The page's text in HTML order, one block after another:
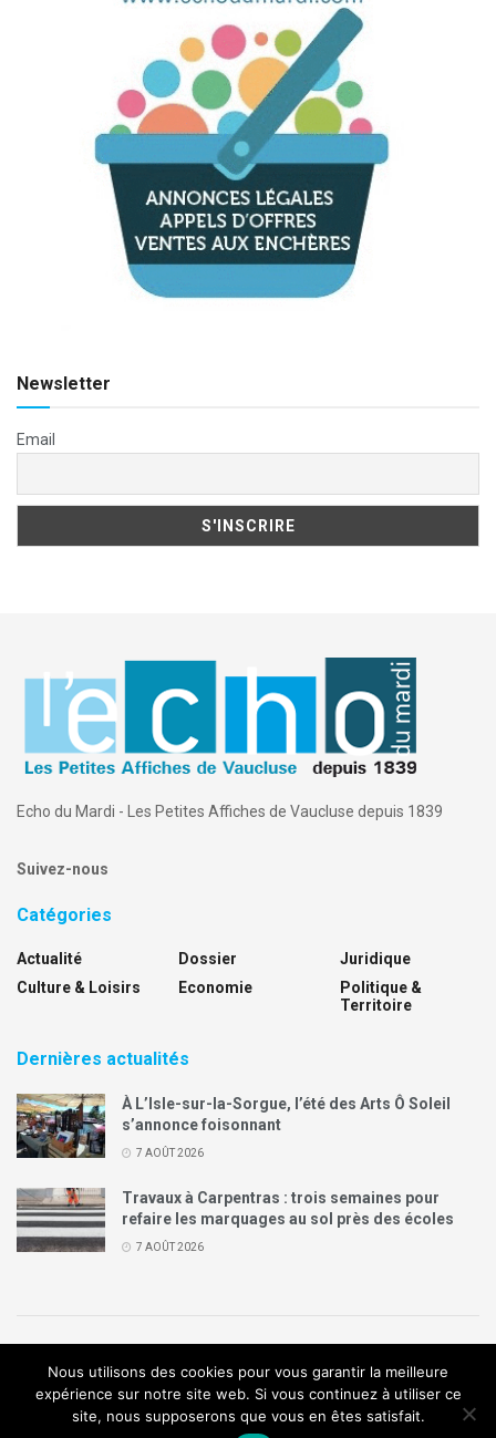
Newsletter
Email
Echo du Mardi - Les Petites Affiches de Vaucluse depuis 1839
Suivez-nous
Catégories
Actualité
Culture & Loisirs
Dossier
Economie
Juridique
Politique &
Territoire
Dernières actualités
À L’Isle-sur-la-Sorgue, l’été des Arts Ô Soleil
s’annonce foisonnant
7 AOÛT 2026
Travaux à Carpentras : trois semaines pour
refaire les marquages au sol près des écoles
7 AOÛT 2026
Politique de confidentialité Mentions légales
Contact
Annonces Legal Plus
Agence de communication
Nous utilisons des cookies pour vous garantir la meilleure
expérience sur notre site web. Si vous continuez à utiliser ce
site, nous supposerons que vous en êtes satisfait.